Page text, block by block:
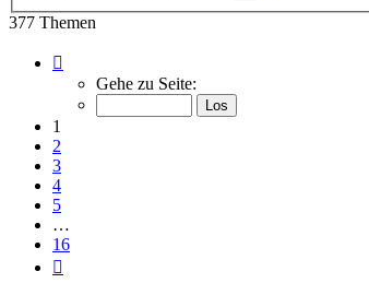
377 Themen
von
Gehe zu Seite:
1
2
3
4
5
…
16